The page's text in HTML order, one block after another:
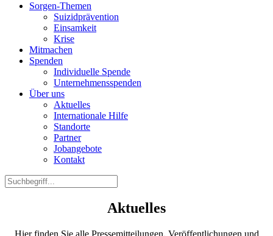
Sorgen-Themen
Suizidprävention
Einsamkeit
Krise
Mitmachen
Spenden
Individuelle Spende
Unternehmensspenden
Über uns
Aktuelles
Internationale Hilfe
Standorte
Partner
Jobangebote
Kontakt
Aktuelles
Hier finden Sie alle Pressemitteilungen, Veröffentlichungen und